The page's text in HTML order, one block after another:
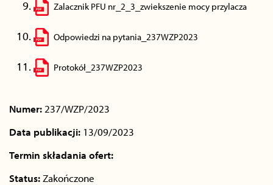
Zalacznik PFU nr_2_3_zwiekszenie mocy przylacza
Odpowiedzi na pytania_237WZP2023
Protokół_237WZP2023
Numer: 237/WZP/2023
Data publikacji: 13/09/2023
Termin składania ofert:
Status: Zakończone